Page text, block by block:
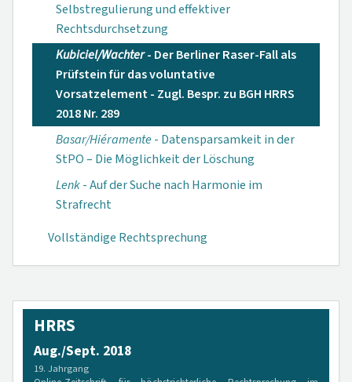
Selbstregulierung und effektiver
Rechtsdurchsetzung
Kubiciel/Wachter- Der Berliner Raser-Fall als
Prüfstein für das voluntative
Vorsatzelement - Zugl. Bespr. zu BGH HRRS
2018 Nr. 289
Basar/Hiéramente- Datensparsamkeit in der
StPO – Die Möglichkeit der Löschung
Lenk- Auf der Suche nach Harmonie im
Strafrecht
Vollständige Rechtsprechung
HRRS
Aug./Sept. 2018
19. Jahrgang